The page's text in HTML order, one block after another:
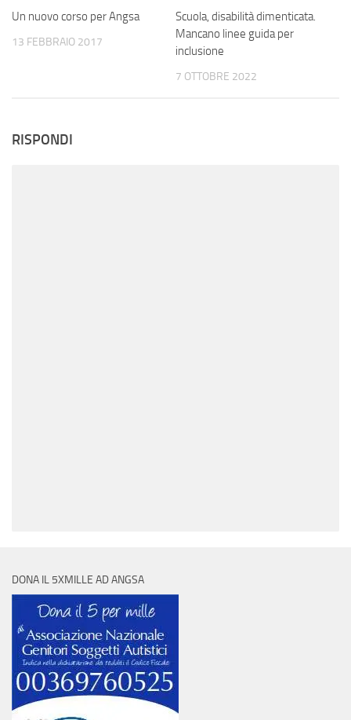
Un nuovo corso per Angsa
13 FEBBRAIO 2017
Scuola, disabilità dimenticata.
Mancano linee guida per
inclusione
7 OTTOBRE 2022
RISPONDI
DONA IL 5XMILLE AD ANGSA